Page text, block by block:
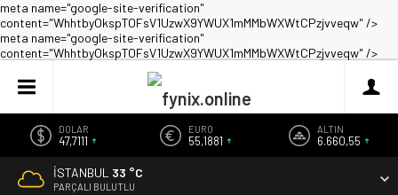
meta name="google-site-verification"
content="WhhtbyOkspTOFsV1UzwX9YWUX1mMMbWXWtCPzjvveqw" />
meta name="google-site-verification"
content="WhhtbyOkspTOFsV1UzwX9YWUX1mMMbWXWtCPzjvveqw" />
DOLAR
47,7111
EURO
55,1881
ALTIN
6.660,55
İSTANBUL 33 °C
PARÇALI BULUTLU